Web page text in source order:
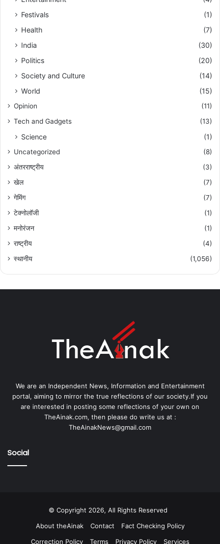
Festivals
(1)
Health
(7)
India
(30)
Politics
(20)
Society and Culture
(14)
World
(15)
Opinion
(11)
Tech and Gadgets
(13)
Science (1)
Uncategorized
(8)
अंतरराष्ट्रीय
(3)
खेल
(7)
गेमिंग
(7)
टेक्नोलॉजी
(1)
मनोरंजन
(1)
राष्ट्रीय
(4)
स्थानीय
(1,056)
We are an Independent News, Information and Entertainment
portal, aiming to mirror the true reflections of our society.If you
are interested in posting some reflections of your own on
TheAinak.com, then please do write us at :
TheAinakNews@gmail.com
Social
© Copyright 2026, All Rights Reserved
About theAinak
Contact
Fact Checking Policy
Correction Policy
Terms Privacy Policy Services